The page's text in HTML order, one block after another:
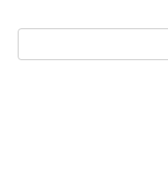
Поиск: